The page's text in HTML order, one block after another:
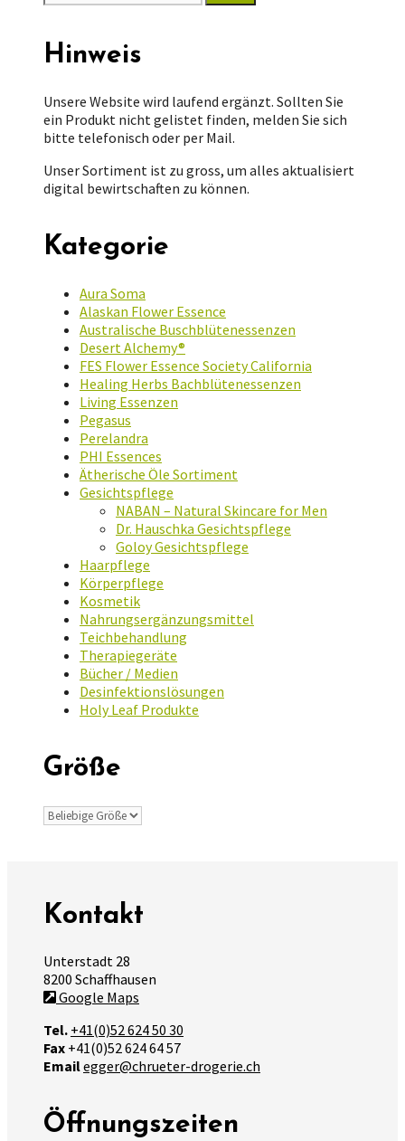
nach:
Hinweis
Unsere Website wird laufend ergänzt. Sollten Sie
ein Produkt nicht gelistet finden, melden Sie sich
bitte telefonisch oder per Mail.
Unser Sortiment ist zu gross, um alles aktualisiert
digital bewirtschaften zu können.
Kategorie
Aura Soma
Alaskan Flower Essence
Australische Buschblütenessenzen
Desert Alchemy®
FES Flower Essence Society California
Healing Herbs Bachblütenessenzen
Living Essenzen
Pegasus
Perelandra
PHI Essences
Ätherische Öle Sortiment
Gesichtspflege
NABAN – Natural Skincare for Men
Dr. Hauschka Gesichtspflege
Goloy Gesichtspflege
Haarpflege
Körperpflege
Kosmetik
Nahrungsergänzungsmittel
Teichbehandlung
Therapiegeräte
Bücher / Medien
Desinfektionslösungen
Holy Leaf Produkte
Größe
Kontakt
Unterstadt 28
8200 Schaffhausen
Google Maps
Tel. +41(0)52 624 50 30
Fax +41(0)52 624 64 57
Emailegger@chrueter-drogerie.ch
Öffnungszeiten